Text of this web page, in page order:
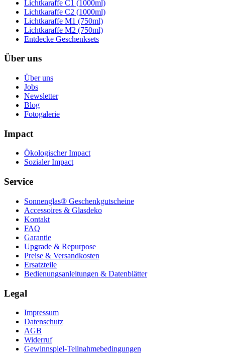
Lichtkaraffe C1 (1000ml)
Lichtkaraffe C2 (1000ml)
Lichtkaraffe M1 (750ml)
Lichtkaraffe M2 (750ml)
Entdecke Geschenksets
Über uns
Über uns
Jobs
Newsletter
Blog
Fotogalerie
Impact
Ökologischer Impact
Sozialer Impact
Service
Sonnenglas® Geschenkgutscheine
Accessoires & Glasdeko
Kontakt
FAQ
Garantie
Upgrade & Repurpose
Preise & Versandkosten
Ersatzteile
Bedienungsanleitungen & Datenblätter
Legal
Impressum
Datenschutz
AGB
Widerruf
Gewinnspiel-Teilnahmebedingungen